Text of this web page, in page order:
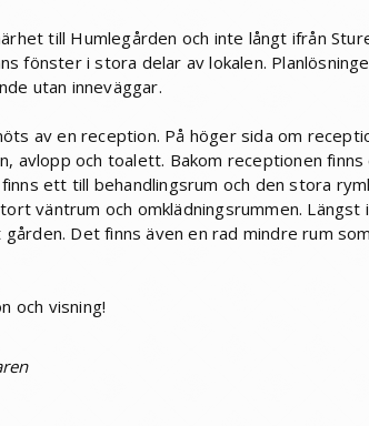
till Humlegården och inte långt ifrån
fönster i stora delar av lokalen.
utan inneväggar.
av en reception. På höger sida om
avlopp och toalett. Bakom receptionen
ett till behandlingsrum och den stora
väntrum och omklädningsrummen. Längst
Det finns även en rad mindre rum
och visning!